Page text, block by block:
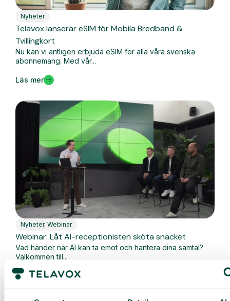
Nyheter
Telavox lanserar eSIM för Mobila Bredband &
Tvillingkort
Nu kan vi äntligen erbjuda eSIM för alla våra svenska
abonnemang. Med vår...
Läs mer
Nyheter, Webinar
Webinar: Låt AI-receptionisten sköta snacket
Vad händer när AI kan ta emot och hantera dina samtal?
Välkommen till...
Läs mer